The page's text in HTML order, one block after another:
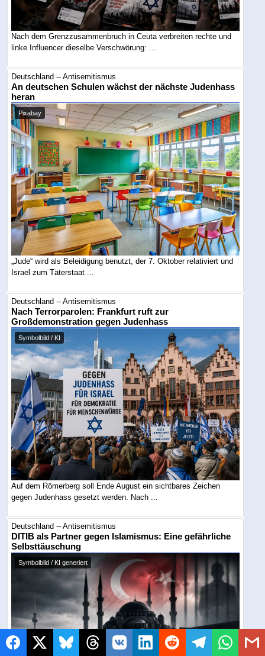
Nach dem Grenzzusammenbruch in Ceuta verbreiten rechte und
linke Influencer dieselbe Verschwörung: ...
Deutschland -- Antisemitismus
An deutschen Schulen wächst der nächste Judenhass
heran
Pixabay
„Jude“ wird als Beleidigung benutzt, der 7. Oktober relativiert und
Israel zum Täterstaat ...
Deutschland -- Antisemitismus
Nach Terrorparolen: Frankfurt ruft zur
Großdemonstration gegen Judenhass
Symbolbild / KI
Auf dem Römerberg soll Ende August ein sichtbares Zeichen
gegen Judenhass gesetzt werden. Nach ...
Deutschland -- Antisemitismus
DITIB als Partner gegen Islamismus: Eine gefährliche
Selbsttäuschung
Symbolbild / KI generiert